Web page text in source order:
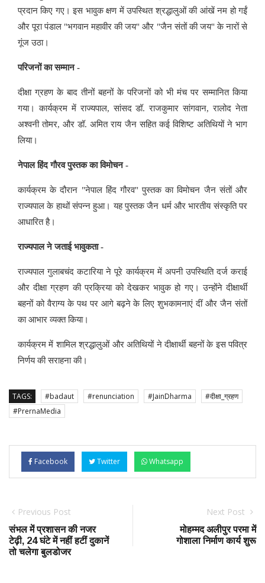
प्रदान किए गए। इस भावुक क्षण में उपस्थित श्रद्धालुओं की आंखें नम हो गईं
और पूरा पंडाल "भगवान महावीर की जय" और "जैन संतों की जय" के नारों से
गूंज उठा।
परिजनों का सम्मान -
दीक्षा ग्रहण के बाद तीनों बहनों के परिजनों को भी मंच पर सम्मानित किया
गया। कार्यक्रम में राज्यपाल, सांसद डॉ. राजकुमार सांगवान, रालोद नेता
अश्वनी तोमर, और डॉ. अमित राय जैन सहित कई विशिष्ट अतिथियों ने भाग
लिया।
नेपाल हिंद गौरव पुस्तक का विमोचन -
कार्यक्रम के दौरान "नेपाल हिंद गौरव" पुस्तक का विमोचन जैन संतों और
राज्यपाल के हाथों संपन्न हुआ। यह पुस्तक जैन धर्म और भारतीय संस्कृति पर
आधारित है।
राज्यपाल ने जताई भावुकता -
राज्यपाल गुलाबचंद कटारिया ने पूरे कार्यक्रम में अपनी उपस्थिति दर्ज कराई
और दीक्षा ग्रहण की प्रक्रिया को देखकर भावुक हो गए। उन्होंने दीक्षार्थी
बहनों को वैराग्य के पथ पर आगे बढ़ने के लिए शुभकामनाएं दीं और जैन संतों
का आभार व्यक्त किया।
कार्यक्रम में शामिल श्रद्धालुओं और अतिथियों ने दीक्षार्थी बहनों के इस पवित्र
निर्णय की सराहना की।
TAGS: #badaut #renunciation #JainDharma
#दीक्षा_ग्रहण
#PrernaMedia
Facebook Twitter Whatsapp
Previous Post
संभल में प्रशासन की नजर
टेढ़ी, 24 घंटे में नहीं हटीं दुकानें
तो चलेगा बुलडोजर
Next Post
मोहम्मद अलीपुर परमा में
गोशाला निर्माण कार्य शुरू